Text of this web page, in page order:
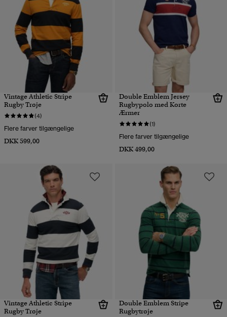
Vintage Athletic Stripe
Rugby Trøje
(4)
Flere farver tilgængelige
DKK 599,00
Double Emblem Jersey
Rugbypolo med Korte
Ærmer
(1)
Flere farver tilgængelige
DKK 499,00
Vintage Athletic Stripe
Rugby Trøje
Double Emblem Stripe
Rugbytrøje